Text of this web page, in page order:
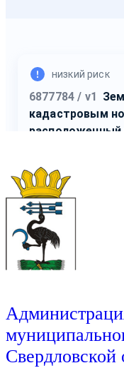
Свердловской